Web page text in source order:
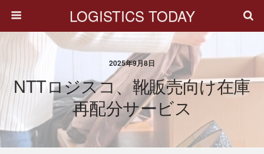
LOGISTICS TODAY
2025年9月8日
NTTロジスコ、靴販売向け在庫
再配分サービス